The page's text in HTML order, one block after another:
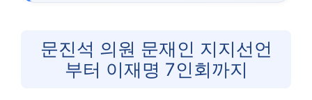
문진석 의원 문재인 지지선언
부터 이재명 7인회까지